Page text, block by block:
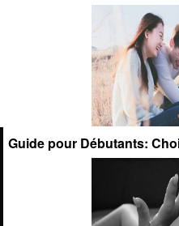
Guide pour Débutants: